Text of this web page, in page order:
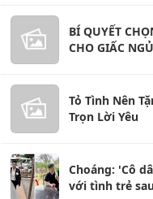
BÍ QUYẾT
CHO GIẤC
Tỏ Tình Nên
Trọn Lời Yêu
Choáng: 'Cô
với tình trẻ